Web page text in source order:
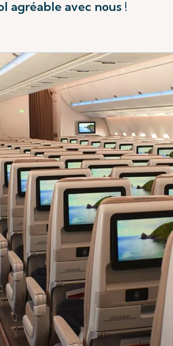
agréable avec nous !